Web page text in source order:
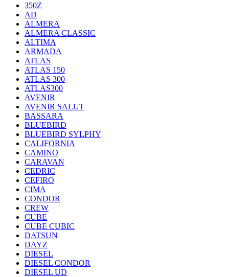
350Z
AD
ALMERA
ALMERA CLASSIC
ALTIMA
ARMADA
ATLAS
ATLAS 150
ATLAS 300
ATLAS300
AVENIR
AVENIR SALUT
BASSARA
BLUEBIRD
BLUEBIRD SYLPHY
CALIFORNIA
CAMINO
CARAVAN
CEDRIC
CEFIRO
CIMA
CONDOR
CREW
CUBE
CUBE CUBIC
DATSUN
DAYZ
DIESEL
DIESEL CONDOR
DIESEL UD